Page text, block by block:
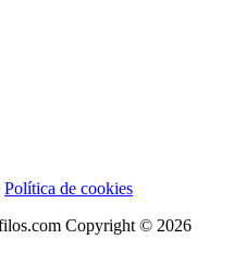
Política de cookies
Copyright © 2026